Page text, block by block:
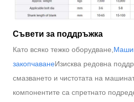
Съвети за поддръжка
Като всяко тежко оборудване,
закопчаванеИзисква редовна
смазването и чистотата на
компонентите са спретнато